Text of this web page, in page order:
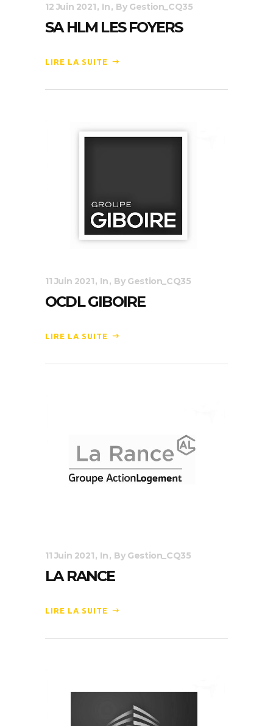
12 Juin 2021 In By Gestion_CQ35
SA HLM LES FOYERS
LIRE LA SUITE
11 Juin 2021 In By Gestion_CQ35
OCDL GIBOIRE
LIRE LA SUITE
11 Juin 2021 In By Gestion_CQ35
LA RANCE
LIRE LA SUITE